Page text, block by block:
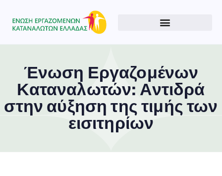
Ένωση Εργαζομένων
Καταναλωτών: Αντιδρά
στην αύξηση της τιμής των
εισιτηρίων